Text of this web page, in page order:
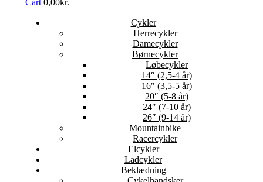
Cart 0,00kr.
Cykler
Herrecykler
Damecykler
Børnecykler
Løbecykler
14″ (2,5-4 år)
16″ (3,5-5 år)
20″ (5-8 år)
24″ (7-10 år)
26″ (9-14 år)
Mountainbike
Racercykler
Elcykler
Ladcykler
Beklædning